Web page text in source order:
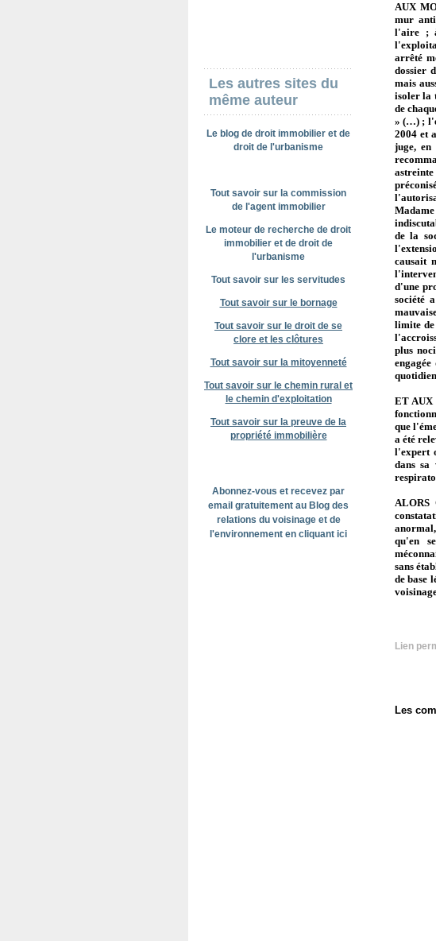
Les autres sites du
même auteur
Le blog de droit immobilier et de
droit de l'urbanisme
Tout savoir sur la commission
de l'agent immobilier
Le moteur de recherche de droit
immobilier et de droit de
l'urbanisme
Tout savoir sur les servitudes
Tout savoir sur le bornage
Tout savoir sur le droit de se
clore et les clôtures
Tout savoir sur la mitoyenneté
Tout savoir sur le chemin rural et
le chemin d'exploitation
Tout savoir sur la preuve de la
propriété immobilière
Abonnez-vous et recevez par
email gratuitement au Blog des
relations du voisinage et de
l'environnement en cliquant ici
AUX
mur
l'aire ;
arrêté
dossier
mais
isoler la
de
» (…) ;
2004 et
juge, en
de la
causait
d'une
société
limite
plus
ET AUX
que
a été
l'expert
dans sa
ALORS
qu'en
sans
de base
Lien
Les